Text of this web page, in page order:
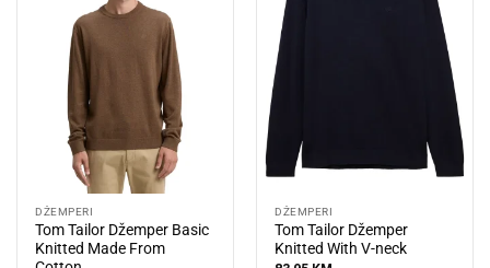
DŽEMPERI
Tom Tailor Džemper Basic
Knitted Made From
DŽEMPERI
Tom Tailor Džemper
Knitted With V-neck